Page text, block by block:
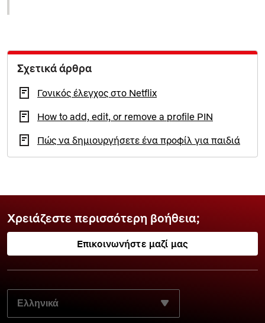
Σχετικά άρθρα
Γονικός έλεγχος στο Netflix
How to add, edit, or remove a profile PIN
Πώς να δημιουργήσετε ένα προφίλ για παιδιά
Χρειάζεστε περισσότερη βοήθεια;
Επικοινωνήστε μαζί μας
ΕΠΙΛΈΞΤΕ ΤΗ ΓΛΏΣΣΑ ΤΗΣ ΠΡΟΤΊΜΗΣΉΣ ΣΑΣ: